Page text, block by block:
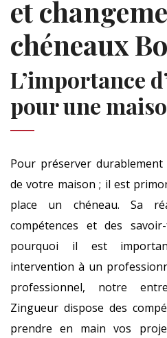
et
chéneaux
L’importance
pour une
Pour préserver
de votre maison ; il est
place un chéneau. Sa
compétences et des
pourquoi il est
intervention à un
professionnel, notre
Zingueur dispose des
prendre en main vos